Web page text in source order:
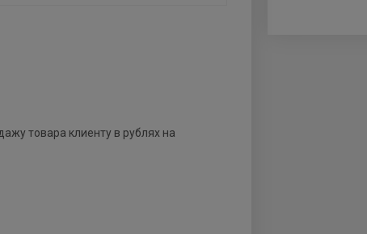
товара клиенту в рублях на